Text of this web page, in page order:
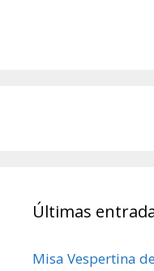
Últimas
Misa Vespertina